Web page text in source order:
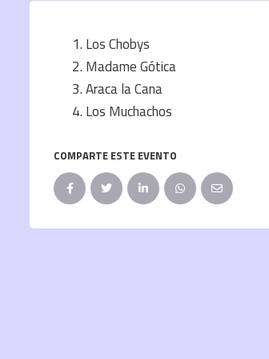
Los Chobys
Madame Gótica
Araca la Cana
Los Muchachos
COMPARTE ESTE EVENTO